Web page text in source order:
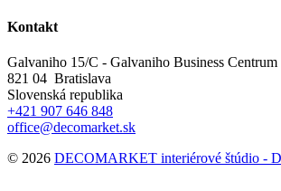
Kontakt
Galvaniho 15/C - Galvaniho Business
821 04 Bratislava
Slovenská republika
+421 907 646 848
office@decomarket.sk
© 2026 DECOMARKET interiérové štúdio -